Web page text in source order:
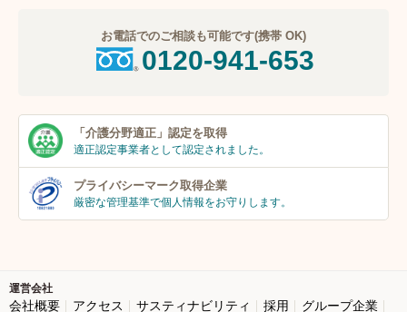
お電話でのご相談も可能です(携帯 OK)
0120-941-653
「介護分野適正」 認定を取得
適正認定事業者として認定されました。
プライバシーマーク取得企業
厳密な管理基準で個人情報をお守りします。
運営会社
会社概要 アクセス サスティナビリティ 採用 グループ企業